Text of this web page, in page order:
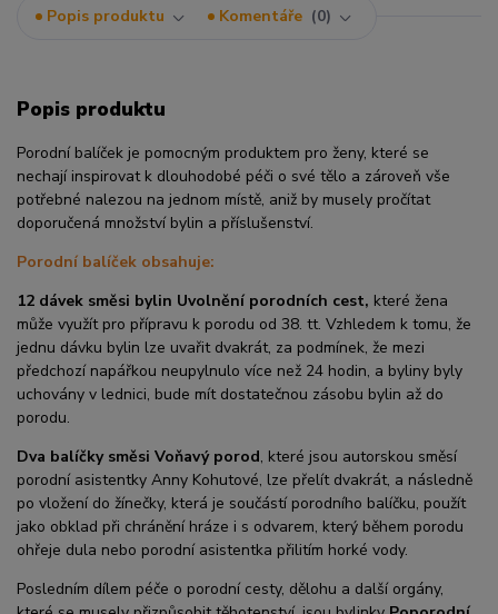
Popis produktu Komentáře 0
Popis produktu
Porodní balíček je pomocným produktem pro ženy, které se
nechají inspirovat k dlouhodobé péči o své tělo a zároveň vše
potřebné nalezou na jednom místě, aniž by musely pročítat
doporučená množství bylin a příslušenství.
Porodní balíček obsahuje:
12 dávek směsi bylin Uvolnění porodních cest, které žena
může využít pro přípravu k porodu od 38. tt. Vzhledem k tomu, že
jednu dávku bylin lze uvařit dvakrát, za podmínek, že mezi
předchozí napářkou neupylnulo více než 24 hodin, a byliny byly
uchovány v lednici, bude mít dostatečnou zásobu bylin až do
porodu.
Dva balíčky směsi Voňavý porod, které jsou autorskou směsí
porodní asistentky Anny Kohutové, lze přelít dvakrát, a následně
po vložení do žínečky, která je součástí porodního balíčku, použít
jako obklad při chránění hráze i s odvarem, který během porodu
ohřeje dula nebo porodní asistentka přilitím horké vody.
Posledním dílem péče o porodní cesty, dělohu a další orgány,